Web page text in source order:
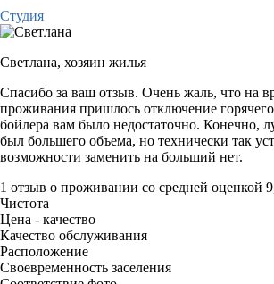
Студия
Светлана, хозяин жилья
Спасибо за ваш отзыв. Очень жаль, что на
проживания пришлось отключение
бойлера вам было недостаточно. Конечно,
был большего объема, но технически так
возможности заменить на больший нет.
1 отзыв о проживании со средней оценкой
Чистота
Цена - качество
Качество обслуживания
Расположение
Своевременность заселения